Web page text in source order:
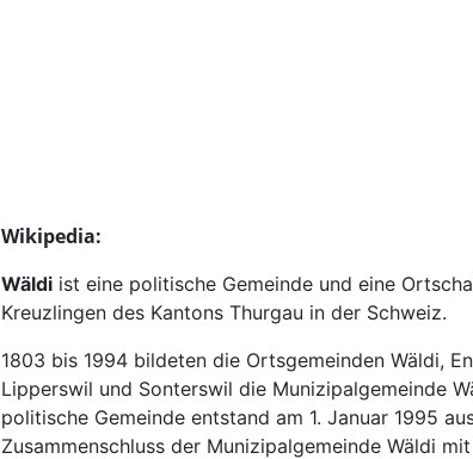
Wikipedia:
Wäldiist eine politische Gemeinde und eine
Kreuzlingen des Kantons Thurgau in der Schweiz.
1803 bis 1994 bildeten die Ortsgemeinden Wäldi,
Lipperswil und Sonterswil die Munizipalgemeinde
politische Gemeinde entstand am 1. Januar 1995
Zusammenschluss der Munizipalgemeinde Wäldi